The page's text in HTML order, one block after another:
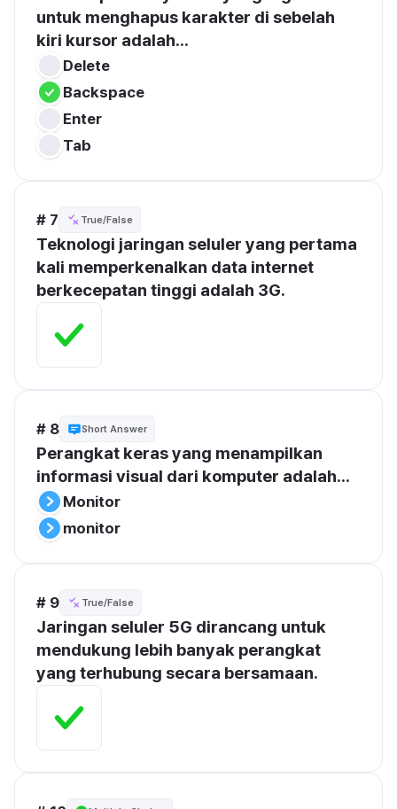
untuk menghapus karakter di sebelah
kiri kursor adalah...
Delete
Backspace
Enter
Tab
# 7 True/False
Teknologi jaringan seluler yang pertama
kali memperkenalkan data internet
berkecepatan tinggi adalah 3G.
# 8 Short Answer
Perangkat keras yang menampilkan
informasi visual dari komputer adalah...
Monitor
monitor
# 9 True/False
Jaringan seluler 5G dirancang untuk
mendukung lebih banyak perangkat
yang terhubung secara bersamaan.